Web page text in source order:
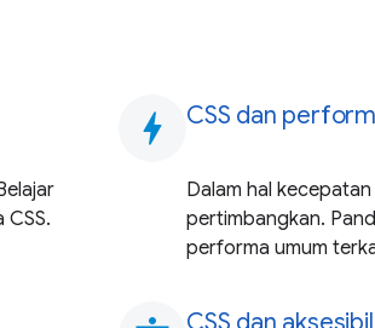
bolt CSS dan
Dalam hal
pertimbangkan.
performa umum